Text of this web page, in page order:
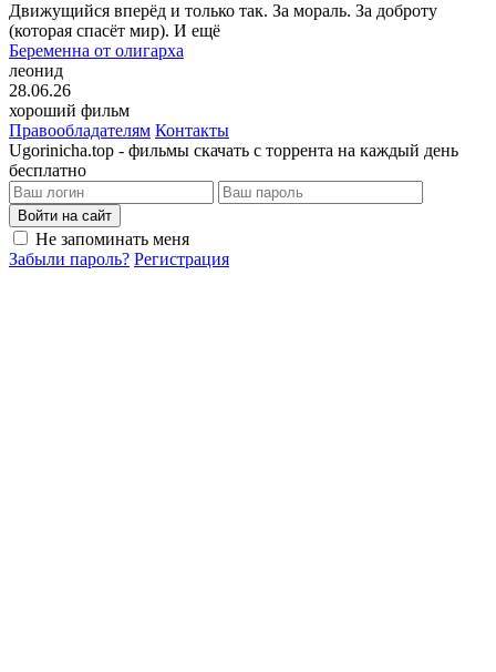
Движущийся вперёд и только так. За мораль. За доброту
(которая спасёт мир). И ещё
Беременна от олигарха
леонид
28.06.26
хороший фильм
Правообладателям Контакты
Ugorinicha.top - фильмы скачать с торрента на каждый день
бесплатно
Войти на сайт
Не запоминать меня
Забыли пароль? Регистрация